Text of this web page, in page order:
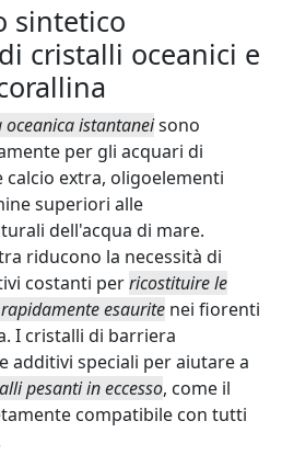
sintetico
cristalli oceanici e
istantaneisono
per gli acquari di
calcio extra, oligoelementi
superiori alle
dell'acqua di mare.
riducono la necessità di
costanti perricostituire le
esaurite nei fiorenti
I cristalli di barriera
additivi speciali per aiutare a
pesanti in eccesso, come il
compatibile con tutti